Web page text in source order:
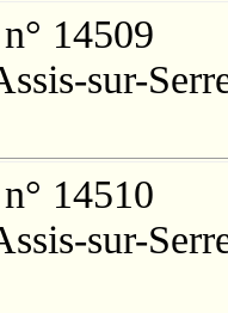
14509
sur-
14510
sur-